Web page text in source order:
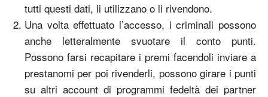
tutti questi dati, li utilizzano o li rivendono.
Una volta effettuato l’accesso, i criminali possono
anche letteralmente svuotare il conto punti.
Possono farsi recapitare i premi facendoli inviare a
prestanomi per poi rivenderli, possono girare i punti
su altri account di programmi fedeltà dei partner